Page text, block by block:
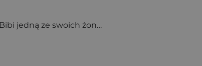
jedną ze swoich żon…